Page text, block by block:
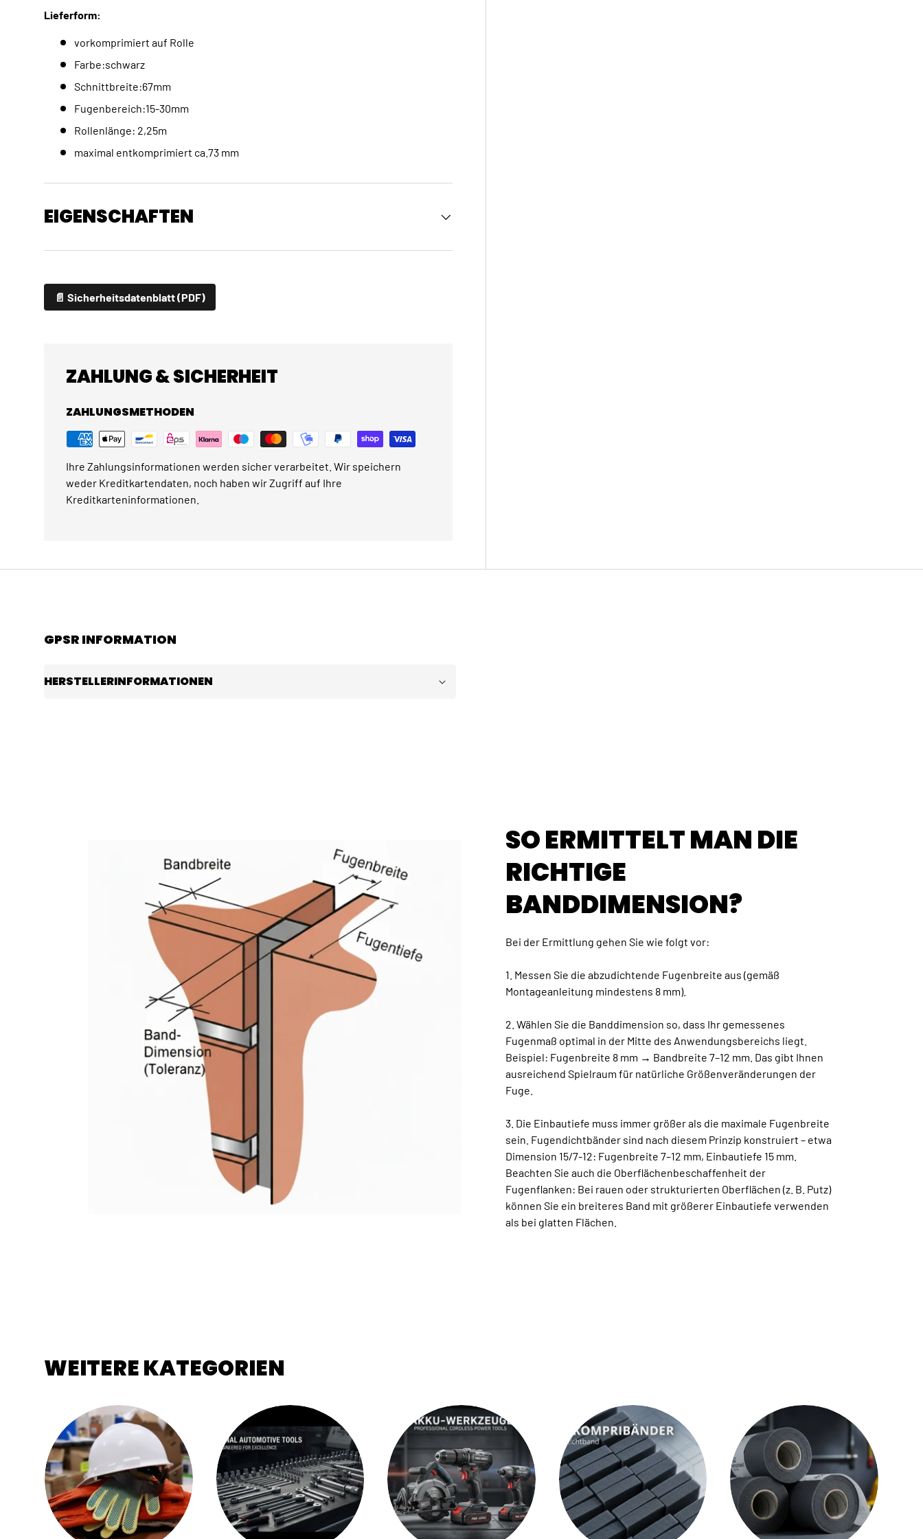
Lieferform:
vorkomprimiert auf Rolle
Farbe:schwarz
Schnittbreite:67mm
Fugenbereich:15-30mm
Rollenlänge: 2,25m
maximal entkomprimiert ca.73 mm
EIGENSCHAFTEN
📄 Sicherheitsdatenblatt (PDF)
ZAHLUNG & SICHERHEIT
ZAHLUNGSMETHODEN
Ihre Zahlungsinformationen werden sicher verarbeitet. Wir speichern
weder Kreditkartendaten, noch haben wir Zugriff auf Ihre
Kreditkarteninformationen.
GPSR INFORMATION
HERSTELLERINFORMATIONEN
SO ERMITTELT MAN DIE
RICHTIGE
BANDDIMENSION?
Bei der Ermittlung gehen Sie wie folgt vor:
1. Messen Sie die abzudichtende Fugenbreite aus (gemäß
Montageanleitung mindestens 8 mm).
2. Wählen Sie die Banddimension so, dass Ihr gemessenes
Fugenmaß optimal in der Mitte des Anwendungsbereichs liegt.
Beispiel: Fugenbreite 8 mm → Bandbreite 7–12 mm. Das gibt Ihnen
ausreichend Spielraum für natürliche Größenveränderungen der
Fuge.
3. Die Einbautiefe muss immer größer als die maximale Fugenbreite
sein. Fugendichtbänder sind nach diesem Prinzip konstruiert – etwa
Dimension 15/7-12: Fugenbreite 7–12 mm, Einbautiefe 15 mm.
Beachten Sie auch die Oberflächenbeschaffenheit der
Fugenflanken: Bei rauen oder strukturierten Oberflächen (z. B. Putz)
können Sie ein breiteres Band mit größerer Einbautiefe verwenden
als bei glatten Flächen.
WEITERE KATEGORIEN